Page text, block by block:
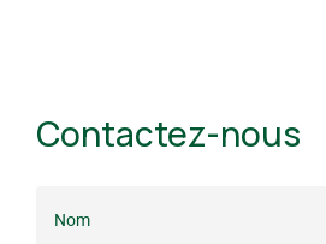
Contactez-nous